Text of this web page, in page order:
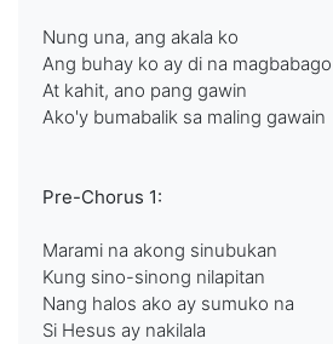
Nung una, ang akala ko
Ang buhay ko ay di na magbabago
At kahit, ano pang gawin
Ako'y bumabalik sa maling gawain
Pre-Chorus 1:
Marami na akong sinubukan
Kung sino-sinong nilapitan
Nang halos ako ay sumuko na
Si Hesus ay nakilala